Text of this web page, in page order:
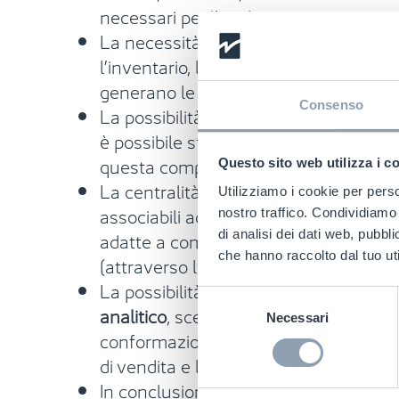
Consenso
Questo sito web utilizza i
Utilizziamo i cookie per
nostro traffico.
di analisi dei dati web,
che hanno raccolto dal tuo
Selezione
del
consenso
Necessari
necessari per l’analisi;
La necessità diutilizzare un
l’inventario, la fonte primaria di
generano le perdite;
La possibilità, in questo modo, diridurre
è possibile stabilire con certezza le
questa componente fisiologica;
La centralità, in relazione alla
associabili ad ogni causa potenziale
adatte a combattere sia le cause di
(attraverso l’analisi e il
La possibilità di ottenere una
analitico, scegliendo contromisure
conformazione dei punti vendita, i
di vendita e la formazione del
In conclusione, lo studio ha